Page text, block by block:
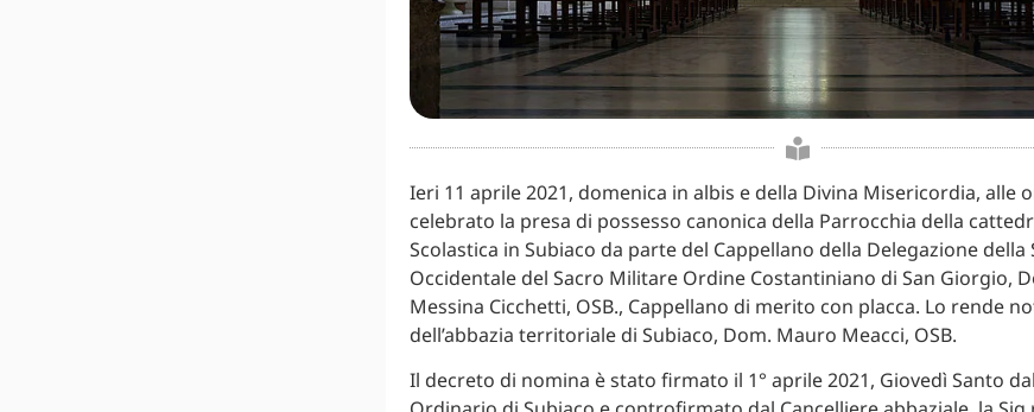
Ieri 11 aprile 2021, domenica in albis e della Divina Misericordia, alle
celebrato la presa di possesso canonica della Parrocchia della
Scolastica in Subiaco da parte del Cappellano della Delegazione della
Occidentale del Sacro Militare Ordine Costantiniano di San Giorgio,
Messina Cicchetti, OSB., Cappellano di merito con placca. Lo rende
dell’abbazia territoriale di Subiaco, Dom. Mauro Meacci, OSB.
Il decreto di nomina è stato firmato il 1° aprile 2021, Giovedì Santo